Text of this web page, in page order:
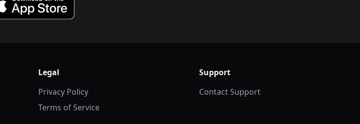
Legal
Privacy Policy
Terms of Service
Support
Contact Support